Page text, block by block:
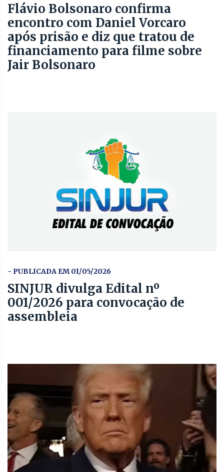
Flávio Bolsonaro confirma
encontro com Daniel Vorcaro
após prisão e diz que tratou de
financiamento para filme sobre
Jair Bolsonaro
- PUBLICADA EM 01/05/2026
SINJUR divulga Edital nº
001/2026 para convocação de
assembleia